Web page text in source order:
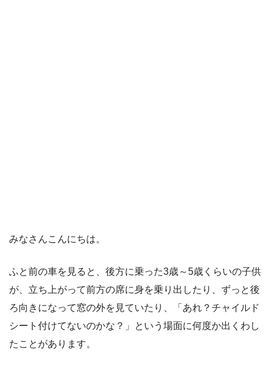
みなさんこんにちは。
ふと前の車を見ると、後方に乗った3歳～5歳くらいの子供
が、立ち上がって前方の席に身を乗り出したり、ずっと後
ろ向きになって窓の外を見ていたり、「あれ？チャイルド
シート付けてないのかな？」という場面に何度か出くわし
たことがあります。